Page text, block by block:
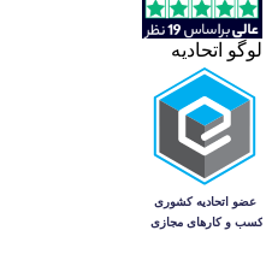
لوگو اتحادیه